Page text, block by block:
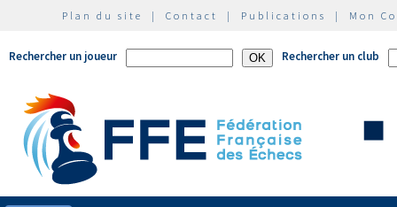
Plan du site | Contact | Publications | Mon
Rechercher un joueur Rechercher un club